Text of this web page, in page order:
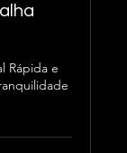
Rápida e